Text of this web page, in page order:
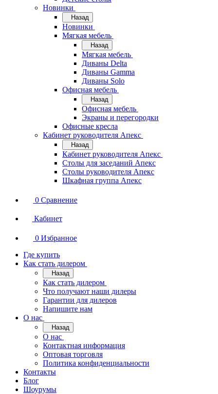
Новинки
Назад
Новинки
Мягкая мебель
Назад
Мягкая мебель
Диваны Delta
Диваны Gamma
Диваны Solo
Офисная мебель
Назад
Офисная мебель
Экраны и перегородки
Офисные кресла
Кабинет руководителя Апекс
Назад
Кабинет руководителя Апекс
Столы для заседаний Апекс
Столы руководителя Апекс
Шкафная группа Апекс
0 Сравнение
Кабинет
0 Избранное
Где купить
Как стать дилером
Назад
Как стать дилером
Что получают наши дилеры
Гарантии для дилеров
Напишите нам
О нас
Назад
О нас
Контактная информация
Оптовая торговля
Политика конфиденциальности
Контакты
Блог
Шоурумы